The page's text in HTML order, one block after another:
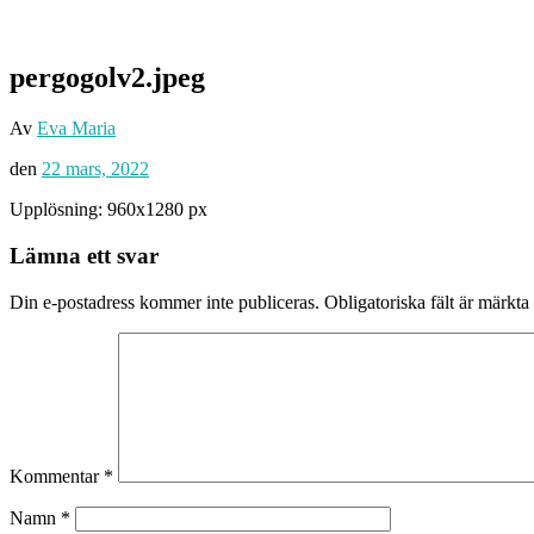
pergogolv2.jpeg
Av Eva Maria
den 22 mars, 2022
Upplösning: 960x1280 px
Lämna ett svar
Din e-postadress kommer inte publiceras. Obligatoriska fält är märkta
Kommentar *
Namn *